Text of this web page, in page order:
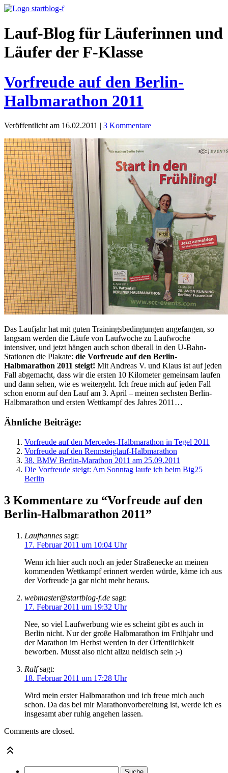
Lauf-Blog für Läuferinnen und
Läufer der F-Klasse
Vorfreude auf den Berlin-
Halbmarathon 2011
Veröffentlicht am 16.02.2011 | 3 Kommentare
Das Laufjahr hat mit guten Trainingsbedingungen angefangen, so
langsam werden die Läufe von Laufwoche zu Laufwoche
intensiver, und jetzt hängen auch schon überall in den U-Bahn-
Stationen die Plakate: die Vorfreude auf den Berlin-
Halbmarathon 2011 steigt! Mit Andreas V. und Klaus ist auf jeden
Fall abgemacht, dass wir die ersten 10 Kilometer gemeinsam laufen
und dann sehen, wie es weitergeht. Ich freue mich auf jeden Fall
schon enorm auf den Lauf am 3. April – meinen sechsten Berlin-
Halbmarathon und ersten Wettkampf des Jahres 2011…
Ähnliche Beiträge:
Vorfreude auf den Mercedes-Halbmarathon in Tegel 2011
Vorfreude auf den Rennsteiglauf-Halbmarathon
38. BMW Berlin-Marathon 2011 am 25.09.2011
Die Vorfreude steigt: Am Sonntag laufe ich beim Big25
Berlin
3 Kommentare zu “Vorfreude auf den
Berlin-Halbmarathon 2011”
Laufhannes sagt:
17. Februar 2011 um 10:04 Uhr
Wenn ich hier auch noch an jeder Straßenecke an meinen
kommenden Wettkampf erinnert werden würde, käme ich aus
der Vorfreude ja gar nicht mehr heraus.
webmaster@startblog-f.de sagt:
17. Februar 2011 um 19:32 Uhr
Nee, so viel Laufwerbung wie es scheint gibt es auch in
Berlin nicht. Nur der große Halbmarathon im Frühjahr und
der Marathon im Herbst werden in der Öffentlichkeit
beworben. Musst also nicht allzu neidisch sein ;-)
Ralf sagt:
18. Februar 2011 um 17:28 Uhr
Wird mein erster Halbmarathon und ich freue mich auch
schon. Da das bei mir Marathonvorbereitung ist, werde ich es
insgesamt aber ruhig angehen lassen.
Comments are closed.